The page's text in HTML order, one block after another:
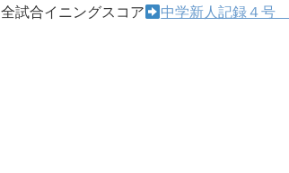
全試合イニングスコア
中学新人記録４号